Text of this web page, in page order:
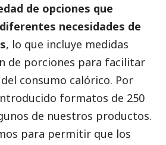
de opciones que
necesidades de
, lo que incluye medidas
de porciones para facilitar
consumo calórico. Por
formatos de 250
de nuestros productos.
para permitir que los